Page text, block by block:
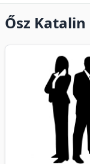
Ősz Katalin